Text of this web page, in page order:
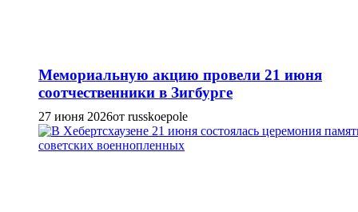
Мемориальную акцию провели 21 июня
соотчественники в Зигбурге
27 июня 2026от russkoepole